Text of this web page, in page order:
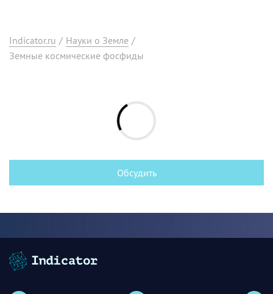
Indicator.ru / Науки о Земле /
Земные космические фосфиды
Обсудить